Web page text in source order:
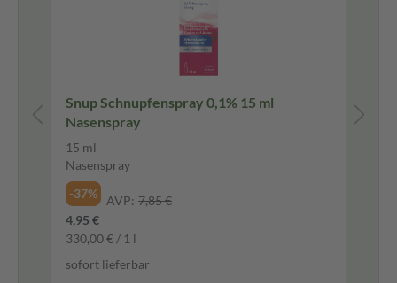
Snup Schnupfenspray 0,1% 15 ml
Nasenspray
15 ml
Nasenspray
-37%
AVP: 7,85 €
4,95 €
330,00 € / 1 l
sofort lieferbar